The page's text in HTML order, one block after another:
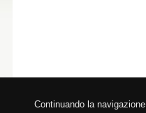
Continuando la